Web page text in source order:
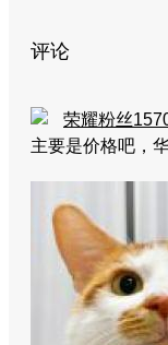
评论
荣耀粉丝
主要是价格吧，